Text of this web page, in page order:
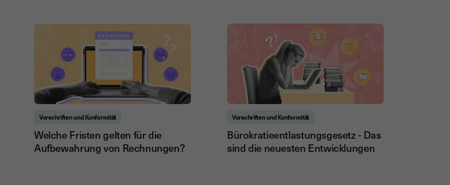
Vorschriften und Konformität
Welche Fristen gelten für die
Aufbewahrung von Rechnungen?
Vorschriften und Konformität
Bürokratieentlastungsgesetz - Das
sind die neuesten Entwicklungen